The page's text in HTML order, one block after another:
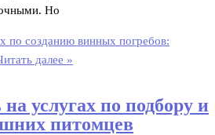
Но
по созданию винных погребов:
далее »
услугах по подбору и
питомцев